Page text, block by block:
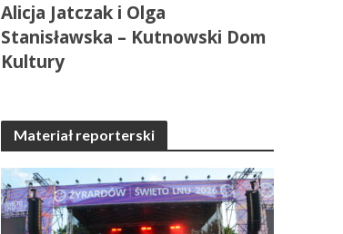
Alicja Jatczak i Olga
Stanisławska – Kutnowski Dom
Kultury
Materiał reporterski